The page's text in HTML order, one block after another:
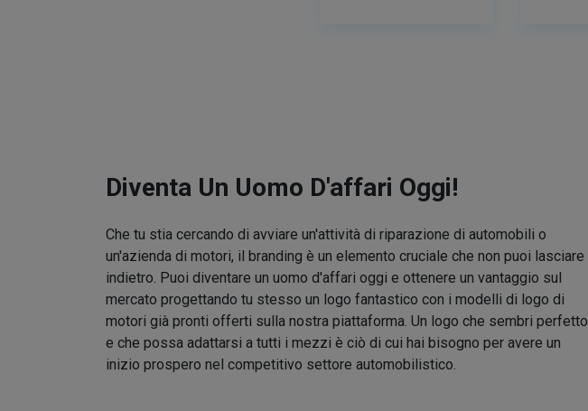
Diventa Un Uomo D'affari Oggi!
Che tu stia cercando di avviare un'attività di riparazione di automobili o
un'azienda di motori, il branding è un elemento cruciale che non puoi lasciare
indietro. Puoi diventare un uomo d'affari oggi e ottenere un vantaggio sul
mercato progettando tu stesso un logo fantastico con i modelli di logo di
motori già pronti offerti sulla nostra piattaforma. Un logo che sembri perfetto
e che possa adattarsi a tutti i mezzi è ciò di cui hai bisogno per avere un
inizio prospero nel competitivo settore automobilistico.